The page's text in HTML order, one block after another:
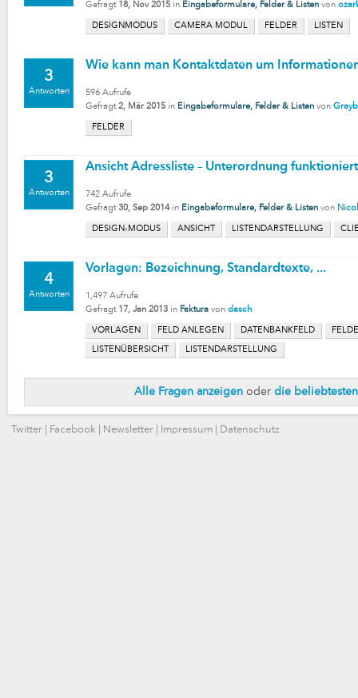
Gefragt 18, Nov 2015 in Eingabeformulare, Felder & Listen von
DESIGNMODUS CAMERA MODUL FELDER LISTEN
3
Antworten
Wie kann man Kontaktdaten um
596 Aufrufe
Gefragt 2, Mär 2015 in Eingabeformulare, Felder & Listen von
FELDER
3
Antworten
Ansicht Adressliste – Unterordnung
742 Aufrufe
Gefragt 30, Sep 2014 in Eingabeformulare, Felder & Listen von
DESIGN-MODUS ANSICHT LISTENDARSTELLUNG
4
Antworten
Vorlagen: Bezeichnung, Standardtexte, ...
1,497 Aufrufe
Gefragt 17, Jan 2013 in Faktura von dasch
VORLAGEN FELD ANLEGEN DATENBANKFELD
LISTENÜBERSICHT LISTENDARSTELLUNG
Alle Fragen anzeigen oder die beliebtesten
Twitter Facebook Newsletter Impressum Datenschutz